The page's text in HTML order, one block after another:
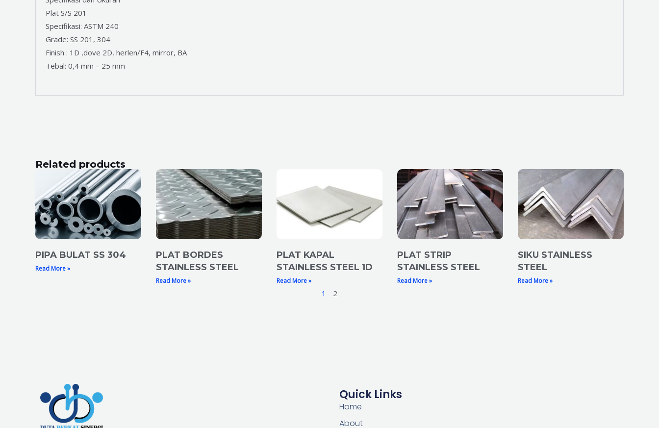
Plat S/S 201
Specifikasi: ASTM 240
Grade: SS 201, 304
Finish : 1D ,dove 2D, herlen/F4, mirror, BA
Tebal: 0,4 mm – 25 mm
Related products
PIPA BULAT SS 304
Read More »
PLAT BORDES
STAINLESS STEEL
Read More »
PLAT KAPAL
STAINLESS STEEL 1D
Read More »
PLAT STRIP
STAINLESS STEEL
Read More »
SIKU STAINLESS
STEEL
Read More »
1 2
Quick Links
Home
About